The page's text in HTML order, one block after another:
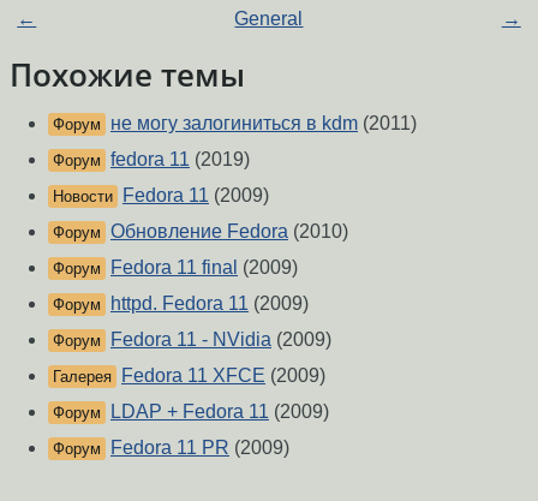
← General →
Похожие темы
Форум не могу залогиниться в kdm (2011)
Форум fedora 11 (2019)
Новости Fedora 11 (2009)
Форум Обновление Fedora (2010)
Форум Fedora 11 final (2009)
Форум httpd. Fedora 11 (2009)
Форум Fedora 11 - NVidia (2009)
Галерея Fedora 11 XFCE (2009)
Форум LDAP + Fedora 11 (2009)
Форум Fedora 11 PR (2009)